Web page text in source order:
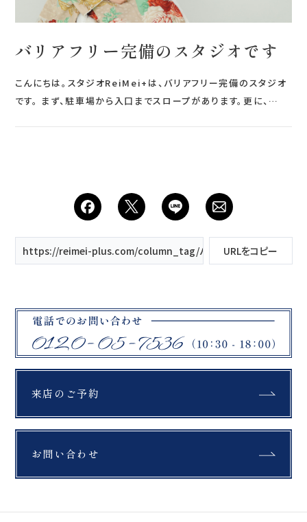
0120-05-7536
Time.10:30 - 18:00（年中無休）
お問い合わせ
バリアフリー完備のスタジオです
こんにちは。スタジオReiMei+は、バリアフリー完備のスタジオ
です。 まず、駐車場から入口までスロープがあります。更に、…
https://reimei-plus.com/column_tag/バリアフリー/
URLをコピー
来店のご予約
お問い合わせ